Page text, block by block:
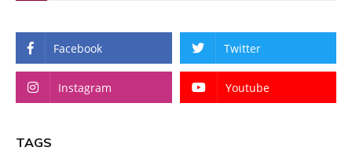
Facebook Twitter
Instagram Youtube
TAGS